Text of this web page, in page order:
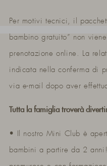
Per motivi tecnici, il
bambino gratuito” non
prenotazione online. La
indicata nella conferma di
via e-mail dopo aver
Tutta la famiglia troverà
• Il nostro Mini Club è
bambini a partire da 2